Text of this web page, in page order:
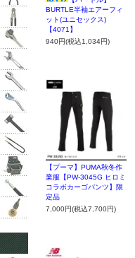
BURTLE半袖エアーフィ
ット(ユニセックス)
【4071】
940円(税込1,034円)
【プーマ】PUMA秋冬作
業服【PW-3045G ヒロミ
コラボカーゴパンツ】限
定品
7,000円(税込7,700円)